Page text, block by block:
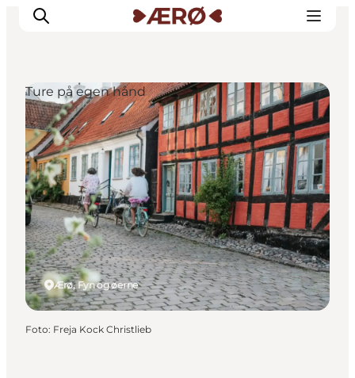
Overnatning
Spisesteder
Oplevelser
Events
Planlæg ferien
Ærø, Fyn og øerne
Ture på egen hånd
Foto: Freja Kock Christlieb